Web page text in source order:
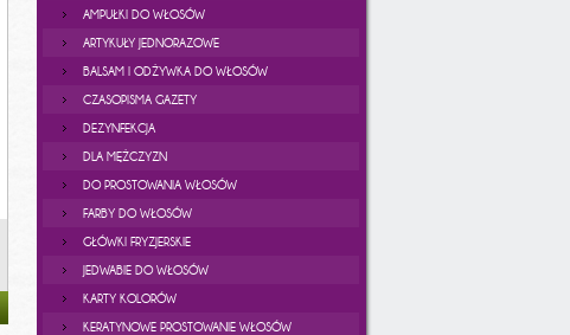
AMPUŁKI DO WŁOSÓW
ARTYKUŁY JEDNORAZOWE
BALSAM I ODŻYWKA DO WŁOSÓW
CZASOPISMA GAZETY
DEZYNFEKCJA
DLA MĘŻCZYZN
DO PROSTOWANIA WŁOSÓW
FARBY DO WŁOSÓW
GŁÓWKI FRYZJERSKIE
JEDWABIE DO WŁOSÓW
KARTY KOLORÓW
KERATYNOWE PROSTOWANIE WŁOSÓW